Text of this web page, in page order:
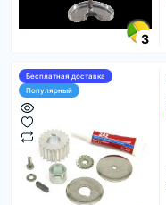
3
Бесплатная доставка
Популярный